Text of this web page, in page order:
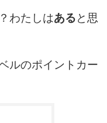
わたしはあると思
ルのポイントカー